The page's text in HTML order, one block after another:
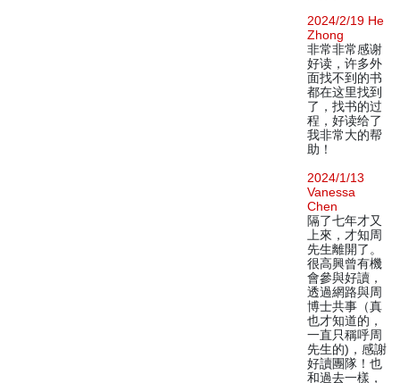
2024/2/19 He
Zhong
非常非常感谢
好读，许多外
面找不到的书
都在这里找到
了，找书的过
程，好读给了
我非常大的帮
助！
2024/1/13
Vanessa
Chen
隔了七年才又
上來，才知周
先生離開了。
很高興曾有機
會參與好讀，
透過網路與周
博士共事（真
也才知道的，
一直只稱呼周
先生的)，感謝
好讀團隊！也
和過去一樣，